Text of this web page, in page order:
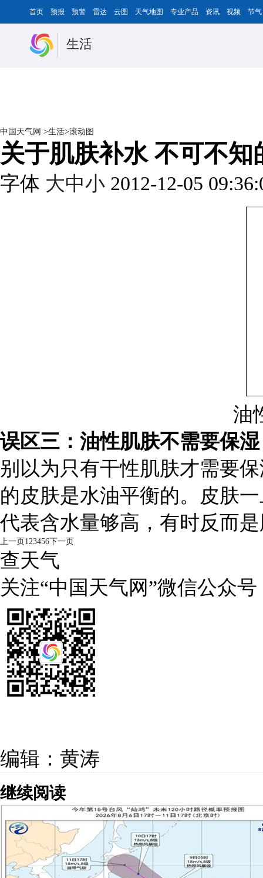
首页 预报 预警 雷达 云图 天气地图 专业产品 资讯 视频 节气
生活
中国天气网 >生活>滚动图
关于肌肤补水 不可不知
字体 大中小 2012-12-05
油
误区三：油性肌肤不需要保湿
别以为只有干性肌肤才需要
的皮肤是水油平衡的。皮肤
代表含水量够高，有时反而
上一页123456下一页
查天气
关注“中国天气网”微信公众号
编辑：黄涛
继续阅读